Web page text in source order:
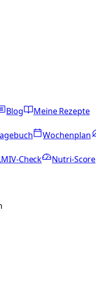
Blog
Meine Rezepte
Wochenplan
Check Nutri-Score